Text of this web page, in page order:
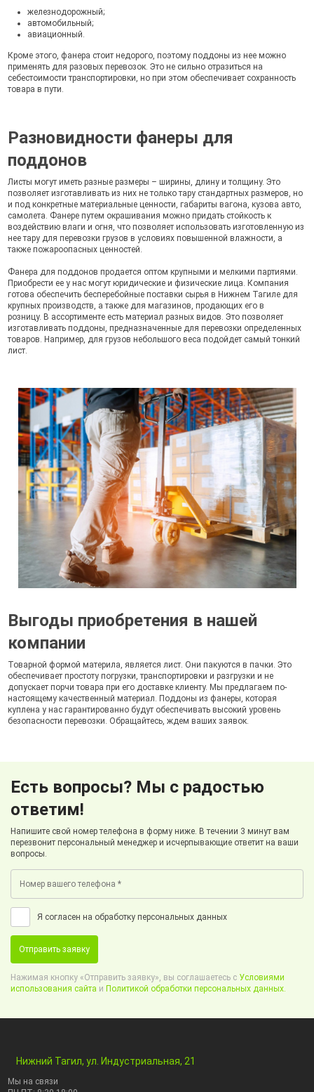
железнодорожный;
автомобильный;
авиационный.
Кроме этого, фанера стоит недорого, поэтому поддоны из нее можно
применять для разовых перевозок. Это не сильно отразиться на
себестоимости транспортировки, но при этом обеспечивает сохранность
товара в пути.
Разновидности фанеры для
поддонов
Листы могут иметь разные размеры – ширины, длину и толщину. Это
позволяет изготавливать из них не только тару стандартных размеров, но
и под конкретные материальные ценности, габариты вагона, кузова авто,
самолета. Фанере путем окрашивания можно придать стойкость к
воздействию влаги и огня, что позволяет использовать изготовленную из
нее тару для перевозки грузов в условиях повышенной влажности, а
также пожароопасных ценностей.
Фанера для поддонов продается оптом крупными и мелкими партиями.
Приобрести ее у нас могут юридические и физические лица. Компания
готова обеспечить бесперебойные поставки сырья в Нижнем Тагиле для
крупных производств, а также для магазинов, продающих его в
розницу. В ассортименте есть материал разных видов. Это позволяет
изготавливать поддоны, предназначенные для перевозки определенных
товаров. Например, для грузов небольшого веса подойдет самый тонкий
лист.
Выгоды приобретения в нашей
компании
Товарной формой материла, является лист. Они пакуются в пачки. Это
обеспечивает простоту погрузки, транспортировки и разгрузки и не
допускает порчи товара при его доставке клиенту. Мы предлагаем по-
настоящему качественный материал. Поддоны из фанеры, которая
куплена у нас гарантированно будут обеспечивать высокий уровень
безопасности перевозки. Обращайтесь, ждем ваших заявок.
Есть вопросы? Мы с радостью
ответим!
Напишите свой номер телефона в форму ниже. В течении 3 минут вам
перезвонит персональный менеджер и исчерпывающие ответит на ваши
вопросы.
Я согласен на обработку персональных данных
Отправить заявку
Нажимая кнопку «Отправить заявку», вы соглашаетесь с Условиями
использования сайта и Политикой обработки персональных данных.
Нижний Тагил, ул. Индустриальная, 21
Мы на связи